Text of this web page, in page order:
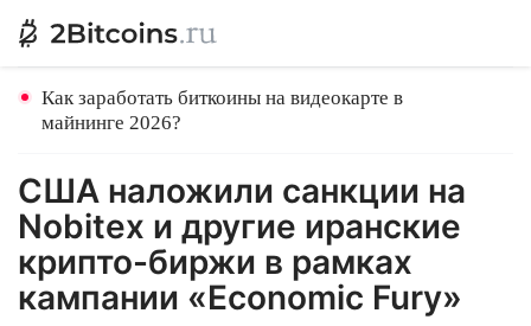
Как заработать биткоины на видеокарте в
майнинге 2026?
США наложили санкции на
Nobitex и другие иранские
крипто-биржи в рамках
кампании «Economic Fury»